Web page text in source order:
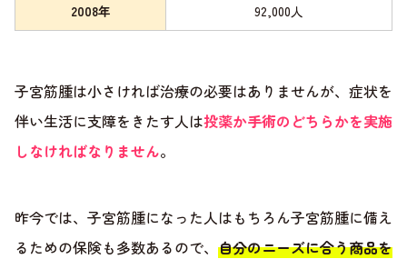
2008年 92,000人
子宮筋腫は小さければ治療の必要はありませんが、症状を
伴い生活に支障をきたす人は投薬か手術のどちらかを実施
しなければなりません。
昨今では、子宮筋腫になった人はもちろん子宮筋腫に備え
るための保険も多数あるので、 自分のニーズに合う商品を